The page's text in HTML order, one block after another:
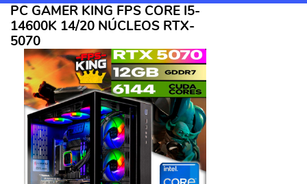
Carrito de compras ()
Crear una cuenta
Ingresar
Ordenar productos
Categorías
PROCESADORES (117)
OPTICOS (5)
MOUSE (218)
PC GAMER KING FPS CORE I5-
14600K 14/20 NÚCLEOS RTX-
5070